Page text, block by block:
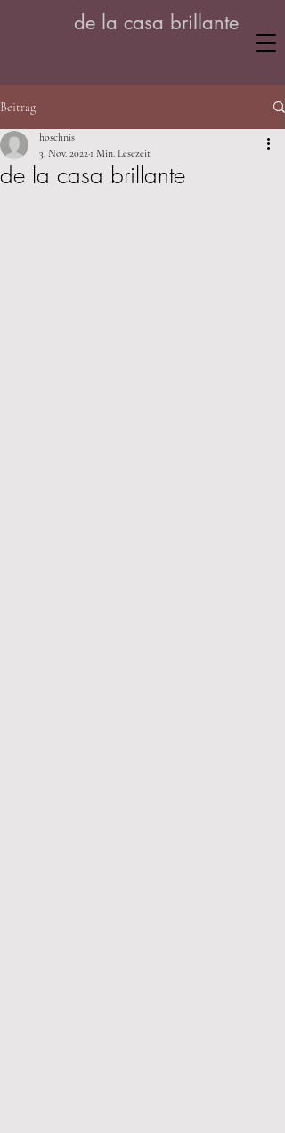
de la casa brillante
Beitrag
de la casa brillante
hoschnis
3. Nov. 2022 1 Min. Lesezeit